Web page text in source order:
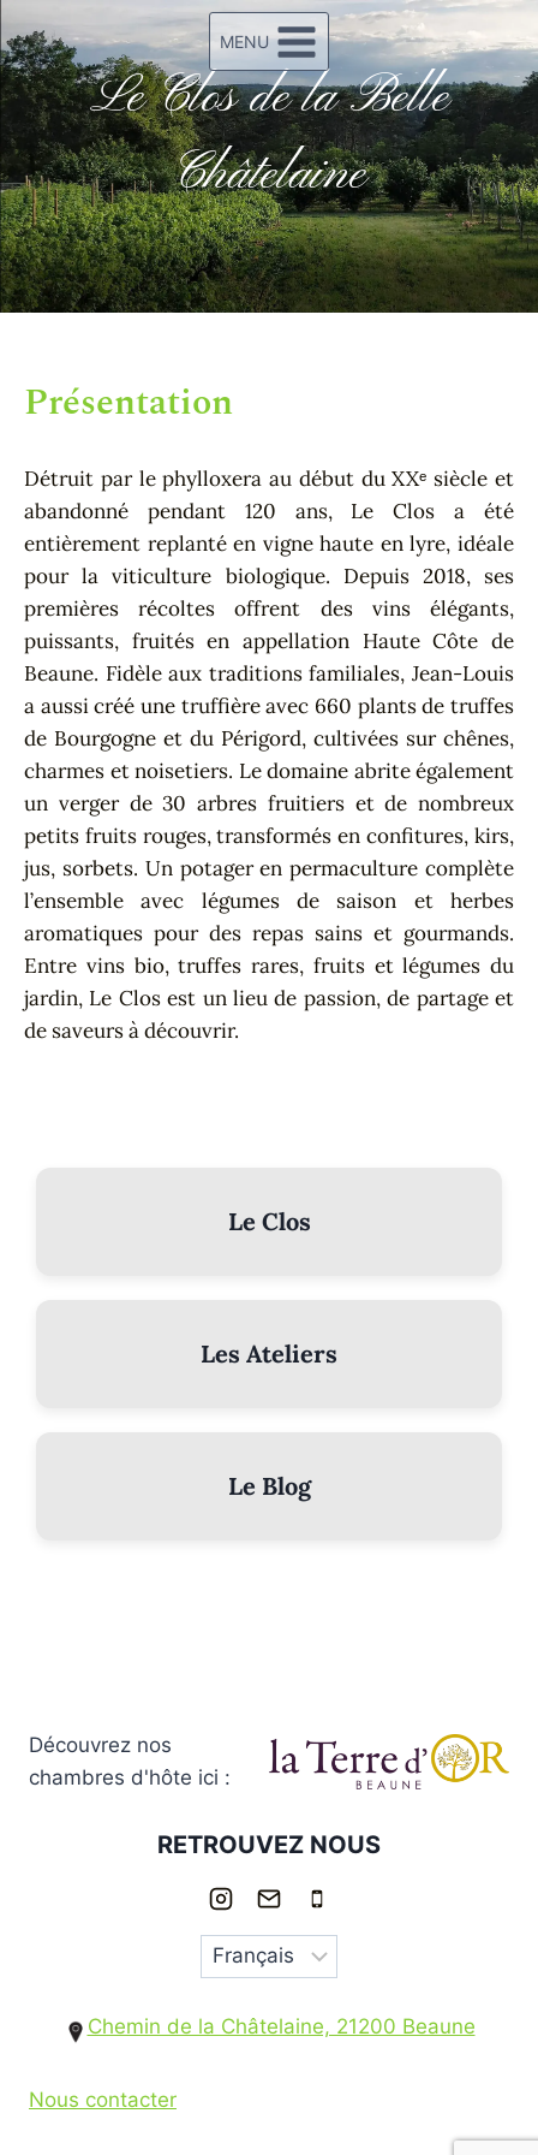
MENU
Le Clos de la Belle
Châtelaine
Présentation
Détruit par le phylloxera au début du XXᵉ siècle et
abandonné pendant 120 ans, Le Clos a été
entièrement replanté en vigne haute en lyre, idéale
pour la viticulture biologique. Depuis 2018, ses
premières récoltes offrent des vins élégants,
puissants, fruités en appellation Haute Côte de
Beaune. Fidèle aux traditions familiales, Jean-Louis
a aussi créé une truffière avec 660 plants de truffes
de Bourgogne et du Périgord, cultivées sur chênes,
charmes et noisetiers. Le domaine abrite également
un verger de 30 arbres fruitiers et de nombreux
petits fruits rouges, transformés en confitures, kirs,
jus, sorbets. Un potager en permaculture complète
l’ensemble avec légumes de saison et herbes
aromatiques pour des repas sains et gourmands.
Entre vins bio, truffes rares, fruits et légumes du
jardin, Le Clos est un lieu de passion, de partage et
de saveurs à découvrir.
Le Clos
Les Ateliers
Le Blog
Découvrez nos
chambres d'hôte ici :
RETROUVEZ NOUS
Chemin de la Châtelaine, 21200 Beaune
Nous contacter